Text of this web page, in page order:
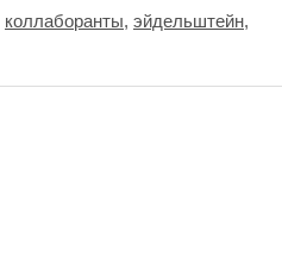
коллаборанты, эйдельштейн,